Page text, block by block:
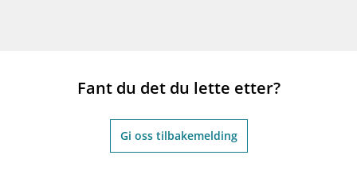
Fant du det du lette etter?
Gi oss tilbakemelding